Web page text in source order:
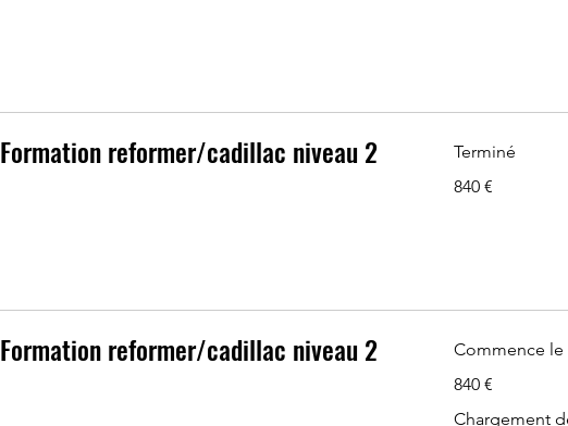
Formation reformer/cadillac niveau 2 Terminé
euros
840 €
Formation reformer/cadillac niveau 2 Commence le
euros
840 €
Chargement